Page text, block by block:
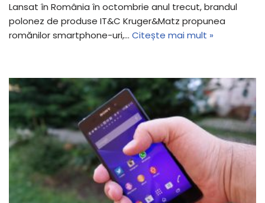
Lansat în România în octombrie anul trecut, brandul
polonez de produse IT&C Kruger&Matz propunea
romănilor smartphone-uri,… Citește mai mult »